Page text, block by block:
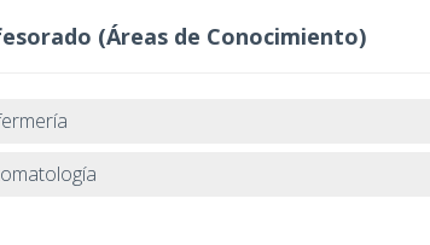
(Áreas de Conocimiento)